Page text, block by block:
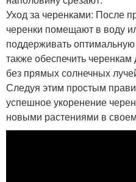
Уход за черенками: После
черенки помещают в воду
поддерживать
также обеспечить
без прямых солнечных
Следуя этим простым
успешное укоренение
новыми растениями в